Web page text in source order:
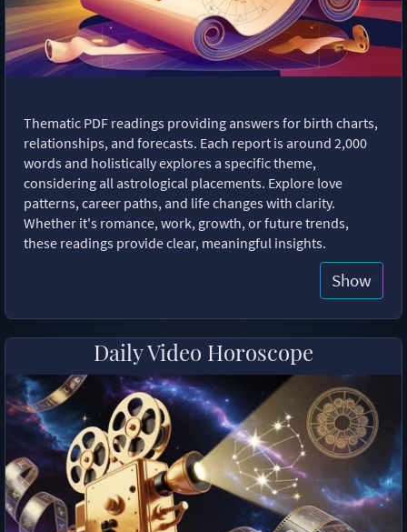
Thematic PDF readings providing answers for birth charts,
relationships, and forecasts. Each report is around 2,000
words and holistically explores a specific theme,
considering all astrological placements. Explore love
patterns, career paths, and life changes with clarity.
Whether it's romance, work, growth, or future trends,
these readings provide clear, meaningful insights.
Show
Daily Video Horoscope